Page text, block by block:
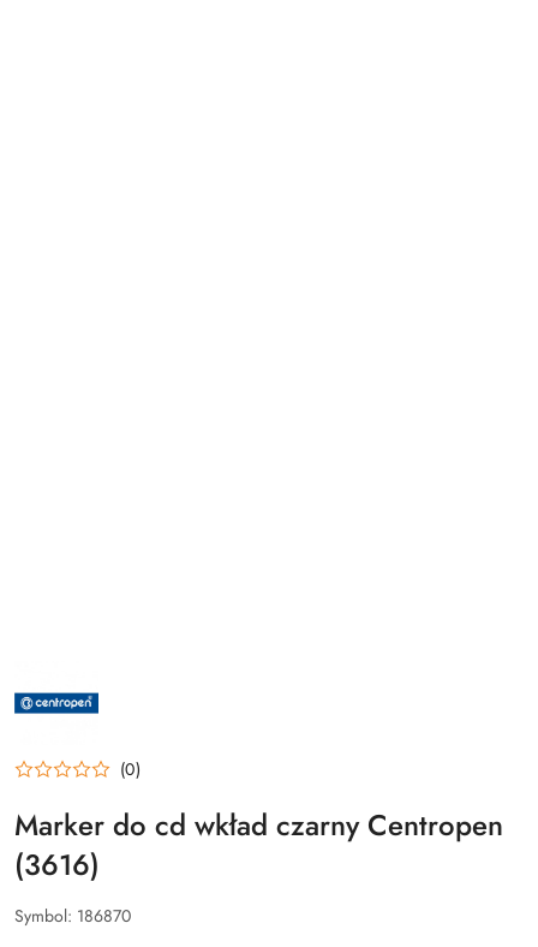
CENTROPEN
(0)
Marker do cd wkład czarny Centropen
(3616)
Symbol: 186870